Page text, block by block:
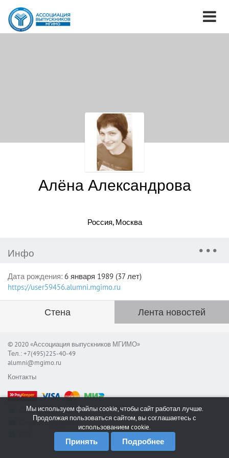
Алёна Александрова
Россия, Москва
Инфо
Дата рождения: 6 января 1989 (37 лет)
https://user59456.alumni.mgimo.ru
Стена Лента новостей
© 2020 «Ассоциация выпускников МГИМО»
Тел.: +7(495)225-40-49
alumni@mgimo.ru
Контакты
Сообщить об ошибке
Служба поддержки
Мы используем файлы cookie, чтобы сайт работал лучше.
Продолжая пользоваться сайтом, вы соглашаетесь с
использованием cookie.
Принять Подробнее